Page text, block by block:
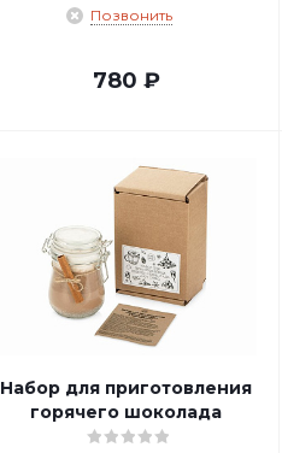
Позвонить
780 ₽
Набор для приготовления
горячего шоколада